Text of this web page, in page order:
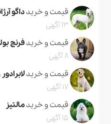
قیمت و خریدداگو
13 آگهی
قیمت و خریدفرنچ
8 آگهی
قیمت و خرید
17 آگهی
قیمت و خریدمالتیز
15 آگهی